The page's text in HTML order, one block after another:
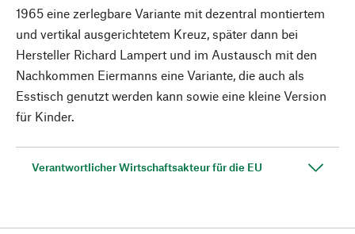
1965 eine zerlegbare Variante mit dezentral montiertem
und vertikal ausgerichtetem Kreuz, später dann bei
Hersteller Richard Lampert und im Austausch mit den
Nachkommen Eiermanns eine Variante, die auch als
Esstisch genutzt werden kann sowie eine kleine Version
für Kinder.
Verantwortlicher Wirtschaftsakteur für die EU